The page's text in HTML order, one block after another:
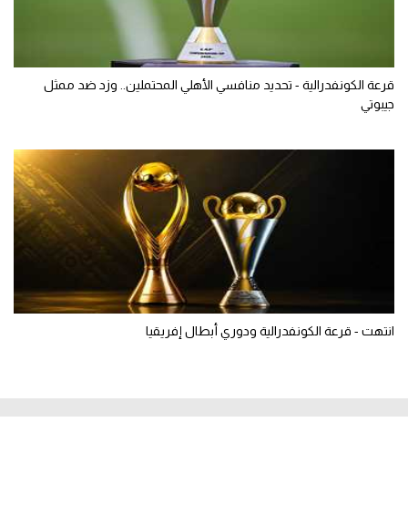
قرعة الكونفدرالية - تحديد منافسي الأهلي المحتملين.. وزد ضد ممثل
جيبوتي
انتهت - قرعة الكونفدرالية ودوري أبطال إفريقيا